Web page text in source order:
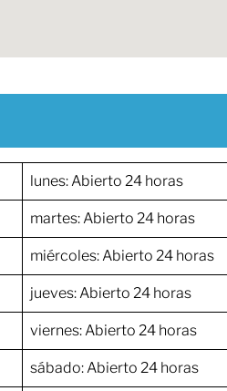
lunes: Abierto 24 horas
martes: Abierto 24 horas
miércoles: Abierto 24 horas
jueves: Abierto 24 horas
viernes: Abierto 24 horas
sábado: Abierto 24 horas